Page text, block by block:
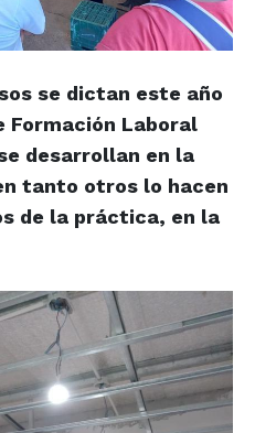
se dictan este año
Formación Laboral
desarrollan en la
tanto otros lo hacen
de la práctica, en la